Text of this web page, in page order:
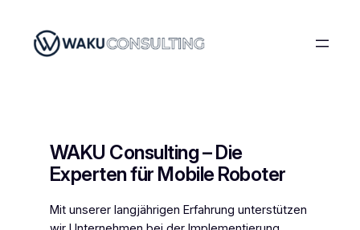
springen
WAKU Consulting – Die
Experten für Mobile Roboter
Mit unserer langjährigen Erfahrung unterstützen